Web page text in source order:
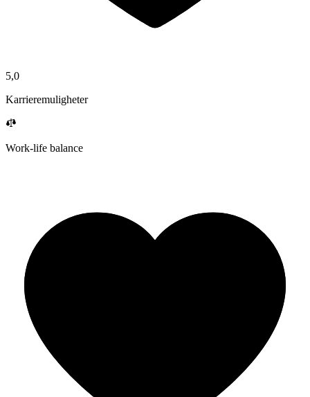
5,0
Karrieremuligheter
Work-life balance